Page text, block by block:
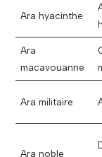
Ara hyacinthe
Ara
macavouanne
Ara militaire
Ara noble